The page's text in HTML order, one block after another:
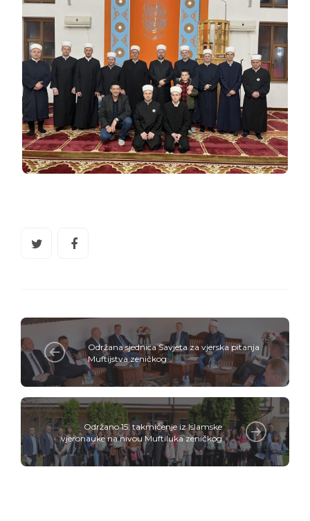
Održana sjednica Savjeta za vjerska pitanja
Muftijstva zeničkog
Održano 15. takmičenje iz Islamske
vjeronauke na nivou Muftiluka zeničkog